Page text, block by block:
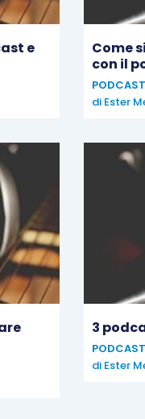
e
Come
con il
di Ester
3
di Ester